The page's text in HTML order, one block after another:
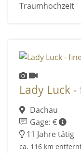
Traumhochzeit
Lady Luck
Dachau
Gage: €
11 Jahre tätig
ca. 116 km